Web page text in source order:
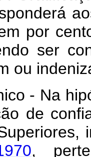
por
ser
ou
- Na
de
,